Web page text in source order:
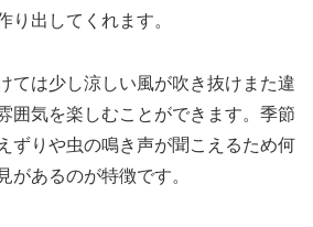
り出してくれます。
ては少し涼しい風が吹き抜けまた違
囲気を楽しむことができます。季節
ずりや虫の鳴き声が聞こえるため何
があるのが特徴です。